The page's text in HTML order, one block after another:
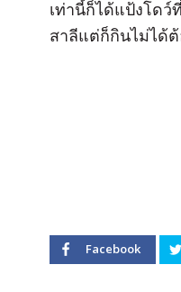
เท่านี้ก็ได้แป้งโดว์
สาลีแต่ก็กินไม่ได้
Facebook